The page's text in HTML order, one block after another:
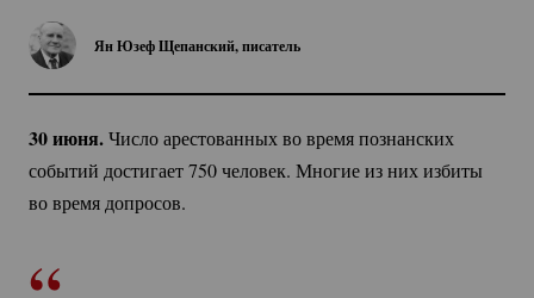
Ян Юзеф Щепанский, писатель
30 июня.Число арестованных во время познанских
событий достигает 750 человек. Многие из них избиты
во время допросов.